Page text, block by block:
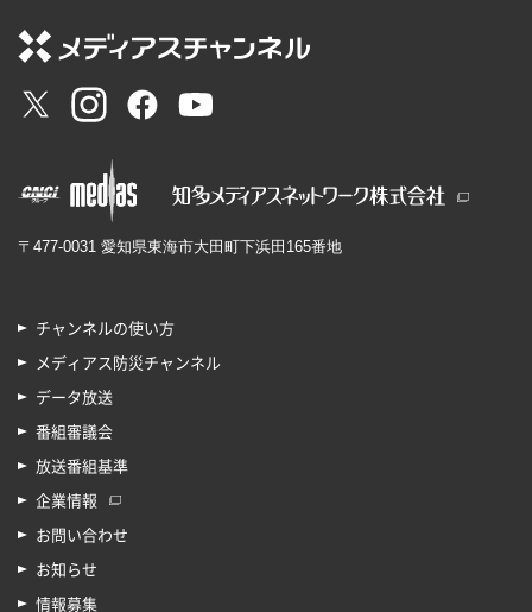
〒477-0031 愛知県東海市大田町下浜田165番地
チャンネルの使い方
メディアス防災チャンネル
データ放送
番組審議会
放送番組基準
企業情報
お問い合わせ
お知らせ
情報募集